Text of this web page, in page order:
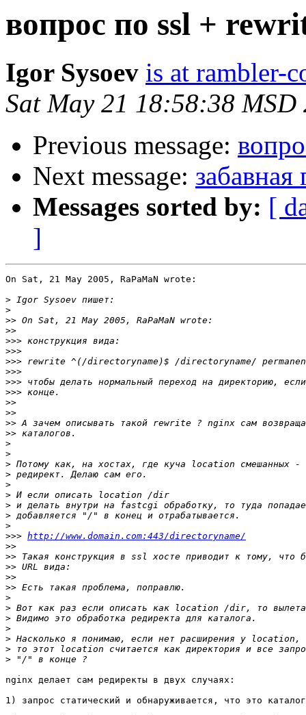
вопрос по ssl +
Igor Sysoev is at rambler-
Sat May 21 18:58:38 MSD
Previous message:
Next message: забавная
Messages sorted by: [
]
On Sat, 21 May 2005, RaPaMaN wrote:
>
>
>>
>>
>>>
>>>
>>>
>>>
>>>
>>>
>>
>>
>>
>>
>
>
>
>
>
>
>
>
>
>>> http://www.domain.com:443/directoryname/
>>
>>
>>
>>
>>
>
>
>
>
>
>
>
nginx делает сам редиректы в двух случаях:
1) запрос статический и обнаруживается, что это